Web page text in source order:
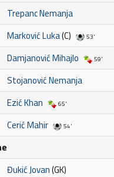
Trepanc Nemanja
Marković Luka(C) 53'
Damjanović Mihajlo 59'
Stojanović Nemanja
Ezić Khan 65'
Cerić Mahir 54'
Đukić Jovan(GK)